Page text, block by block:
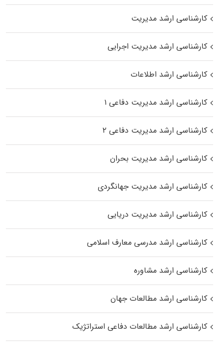
کارشناسی ارشد مدیریت
کارشناسی ارشد مدیریت اجرایی
کارشناسی ارشد اطلاعات
کارشناسی ارشد مدیریت دفاعی ۱
کارشناسی ارشد مدیریت دفاعی ۲
کارشناسی ارشد مدیریت بحران
کارشناسی ارشد مدیریت جهانگردی
کارشناسی ارشد مدیریت دریایی
کارشناسی ارشد مدرسی معارف اسلامی
کارشناسی ارشد مشاوره
کارشناسی ارشد مطالعات جهان
کارشناسی ارشد مطالعات دفاعی استراتژیک